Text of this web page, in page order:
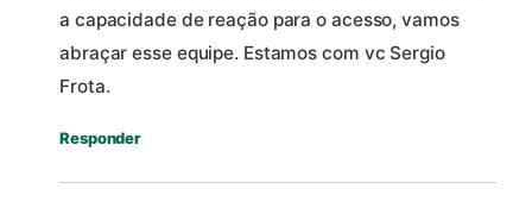
a capacidade de reação para o acesso, vamos
abraçar esse equipe. Estamos com vc Sergio
Frota.
Responder